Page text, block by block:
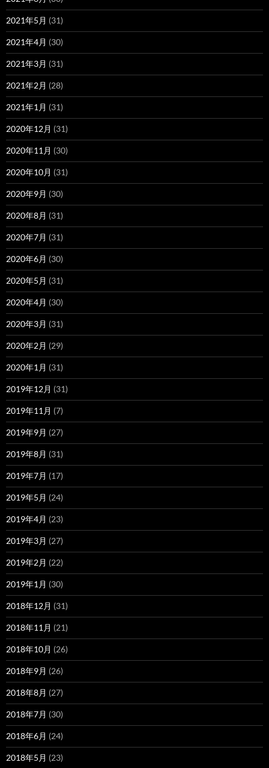
2021年5月 (31)
2021年4月 (30)
2021年3月 (31)
2021年2月 (28)
2021年1月 (31)
2020年12月 (31)
2020年11月 (30)
2020年10月 (31)
2020年9月 (30)
2020年8月 (31)
2020年7月 (31)
2020年6月 (30)
2020年5月 (31)
2020年4月 (30)
2020年3月 (31)
2020年2月 (29)
2020年1月 (31)
2019年12月 (31)
2019年11月 (7)
2019年9月 (27)
2019年8月 (31)
2019年7月 (17)
2019年5月 (24)
2019年4月 (23)
2019年3月 (27)
2019年2月 (22)
2019年1月 (30)
2018年12月 (31)
2018年11月 (21)
2018年10月 (26)
2018年9月 (26)
2018年8月 (27)
2018年7月 (30)
2018年6月 (24)
2018年5月 (23)